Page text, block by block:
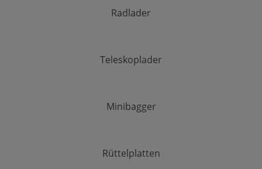
Radlader
Teleskoplader
Minibagger
Rüttelplatten